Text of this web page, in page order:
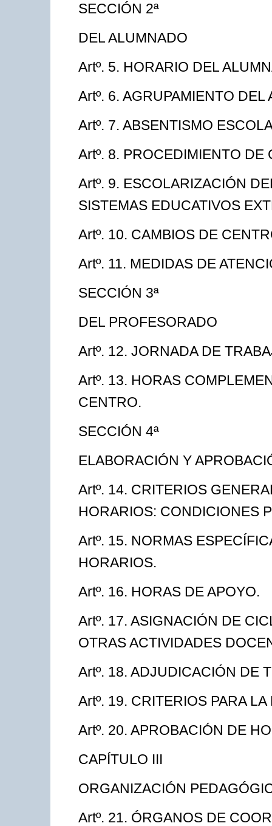
SECCIÓN 2ª
DEL ALUMNADO
Artº. 5. HORARIO DEL
Artº. 6. AGRUPAMIENTO DEL
Artº. 7. ABSENTISMO
Artº. 8. PROCEDIMIENTO
Artº. 9. ESCOLARIZACIÓN
SISTEMAS EDUCATIVOS
Artº. 10. CAMBIOS DE
Artº. 11. MEDIDAS DE
SECCIÓN 3ª
DEL PROFESORADO
Artº. 12. JORNADA DE
Artº. 13. HORAS
CENTRO.
SECCIÓN 4ª
ELABORACIÓN Y
Artº. 14. CRITERIOS
HORARIOS: CONDICIONES
Artº. 15. NORMAS
HORARIOS.
Artº. 16. HORAS DE APOYO.
Artº. 17. ASIGNACIÓN DE
OTRAS ACTIVIDADES
Artº. 18. ADJUDICACIÓN DE
Artº. 19. CRITERIOS PARA
Artº. 20. APROBACIÓN DE
CAPÍTULO III
ORGANIZACIÓN
Artº. 21. ÓRGANOS DE